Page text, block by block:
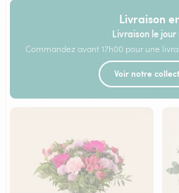
Livraison
Livraison le jour
Commandez avant 17h00 pour une
Voir notre